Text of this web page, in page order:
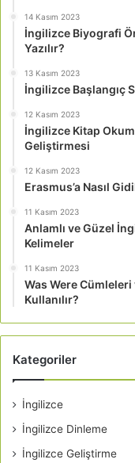
14 Kasım 2023
İngilizce Biyografi
Yazılır?
13 Kasım 2023
İngilizce Başlangıç
12 Kasım 2023
İngilizce Kitap
Geliştirmesi
12 Kasım 2023
Erasmus’a Nasıl
11 Kasım 2023
Anlamlı ve Güzel
Kelimeler
11 Kasım 2023
Was Were
Kullanılır?
Kategoriler
İngilizce
İngilizce Dinleme
İngilizce Geliştirme